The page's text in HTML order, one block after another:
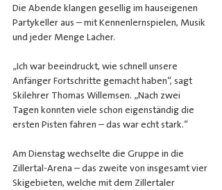
Die Abende klangen gesellig im hauseigenen
Partykeller aus – mit Kennenlernspielen, Musik
und jeder Menge Lacher.
„Ich war beeindruckt, wie schnell unsere
Anfänger Fortschritte gemacht haben“, sagt
Skilehrer Thomas Willemsen. „Nach zwei
Tagen konnten viele schon eigenständig die
ersten Pisten fahren – das war echt stark.“
Am Dienstag wechselte die Gruppe in die
Zillertal-Arena – das zweite von insgesamt vier
Skigebieten, welche mit dem Zillertaler